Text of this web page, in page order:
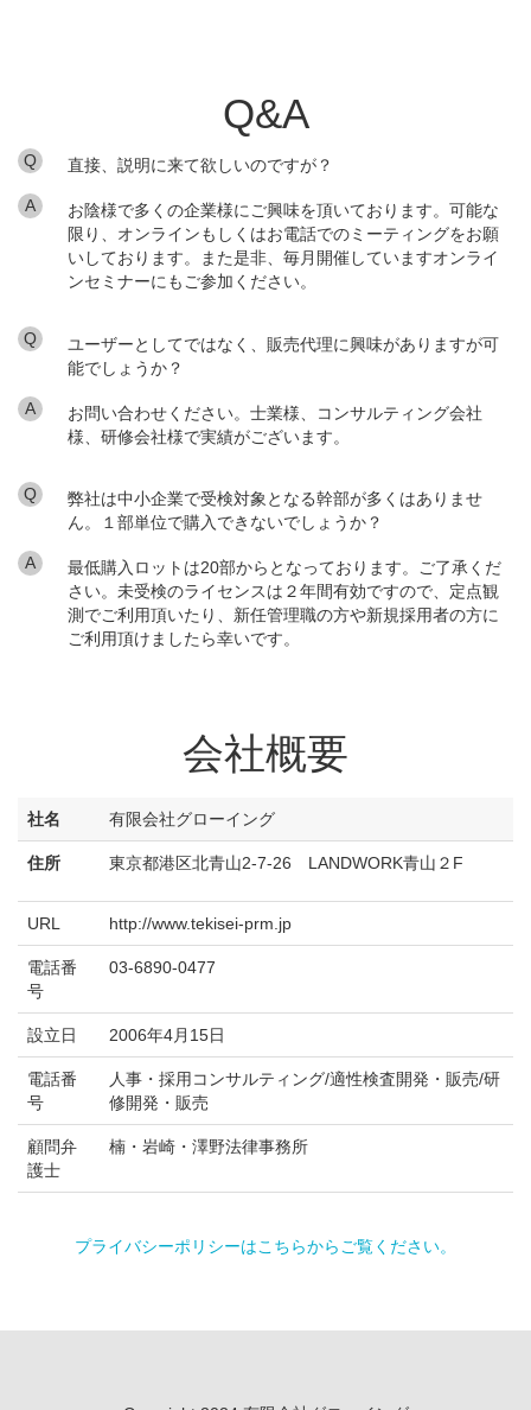
Q&A
Q 直接、説明に来て欲しいのですが？
A
お陰様で多くの企業様にご興味を頂いております。可能な
限り、オンラインもしくはお電話でのミーティングをお願
いしております。また是非、毎月開催していますオンライ
ンセミナーにもご参加ください。
Q
ユーザーとしてではなく、販売代理に興味がありますが可
能でしょうか？
A
お問い合わせください。士業様、コンサルティング会社
様、研修会社様で実績がございます。
Q
弊社は中小企業で受検対象となる幹部が多くはありませ
ん。１部単位で購入できないでしょうか？
A
最低購入ロットは20部からとなっております。ご了承くだ
さい。未受検のライセンスは２年間有効ですので、定点観
測でご利用頂いたり、新任管理職の方や新規採用者の方に
ご利用頂けましたら幸いです。
会社概要
社名 有限会社グローイング
住所 東京都港区北青山2-7-26 LANDWORK青山２F
URL http://www.tekisei-prm.jp
電話番
号
03-6890-0477
設立日 2006年4月15日
電話番
号
人事・採用コンサルティング/適性検査開発・販売/研
修開発・販売
顧問弁
護士
楠・岩崎・澤野法律事務所
プライバシーポリシーはこちらからご覧ください。